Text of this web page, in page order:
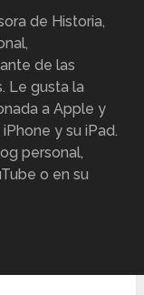
de Historia,
de las
Le gusta la
a Apple y
y su iPad.
personal,
o en su